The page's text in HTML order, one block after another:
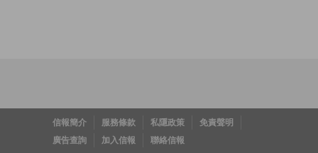
信報簡介 服務條款 私隱政策
免責聲明
廣告查詢
加入信報 聯絡信報